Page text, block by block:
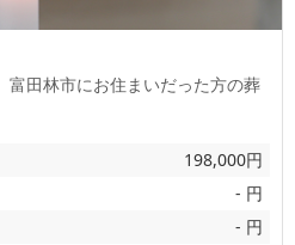
富田林市にお住まいだった方の葬
198,000円
- 円
- 円